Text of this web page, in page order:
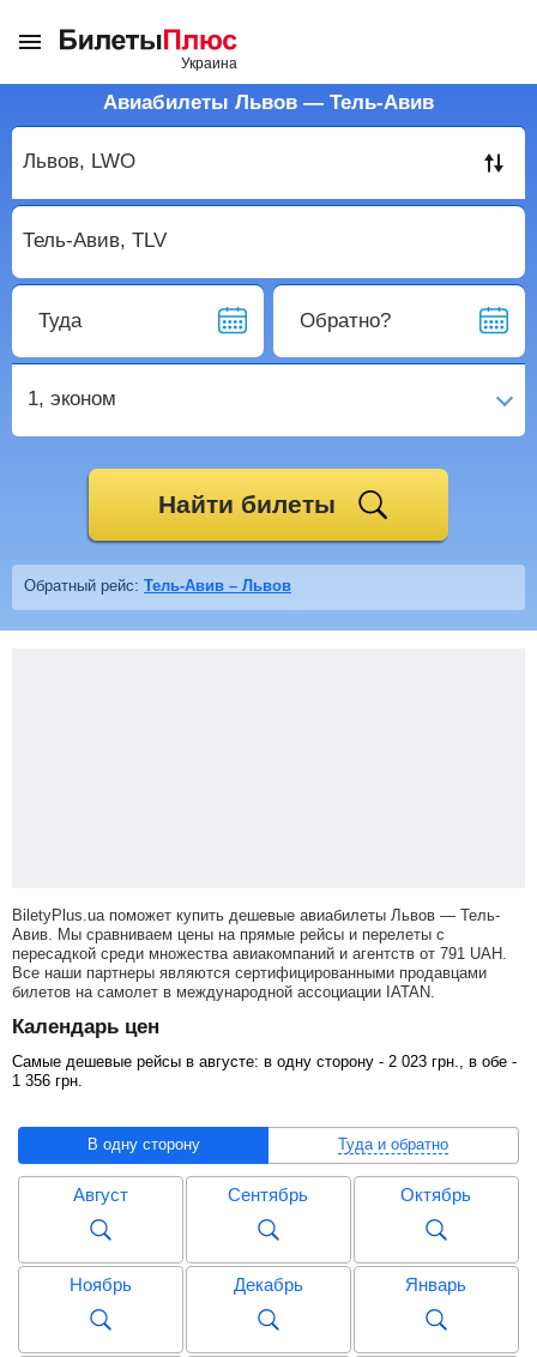
Авиабилеты Львов — Тель-Авив
Туда Обратно?
1, эконом
Найти билеты
Обратный рейс: Тель-Авив – Львов
BiletyPlus.ua поможет купить дешевые авиабилеты Львов — Тель-
Авив. Мы сравниваем цены на прямые рейсы и перелеты с
пересадкой среди множества авиакомпаний и агентств от 791 UAH
Все наши партнеры являются сертифицированными продавцами
билетов на самолет в международной ассоциации IATAN.
Календарь цен
Самые дешевые рейсы в августе: в одну сторону - 2 023 грн ., в обе -
1 356 грн
В одну сторону Туда и обратно
Август Сентябрь Октябрь
Ноябрь Декабрь Январь